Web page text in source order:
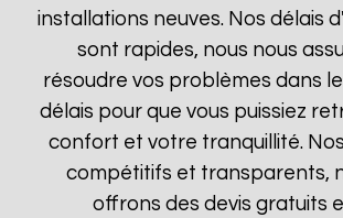
installations neuves. Nos délais
sont rapides, nous nous
résoudre vos problèmes dans
délais pour que vous puissiez
confort et votre tranquillité.
compétitifs et transparents,
offrons des devis gratuits